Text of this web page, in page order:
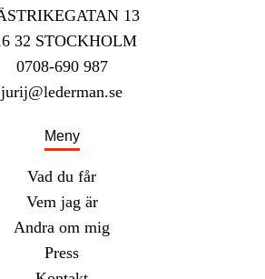
13
32 STOCKHOLM
0708-690 987
jurij@lederman.se
Meny
Vad du får
Vem jag är
Andra om mig
Press